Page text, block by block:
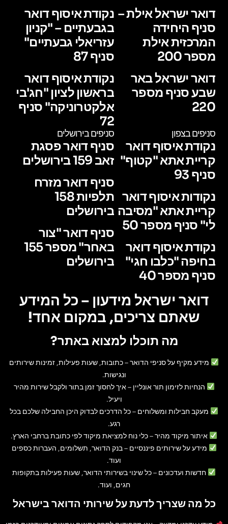
דואר ישראל אילת –
סניף היחידה
המרכזית אילת
מספר 200
דואר ישראל באר
שבע סניף מספר
220
נקודת איסוף דואר
בגבעתיים – "קניון
עזריאלי גבעתיים"
סניף 87
נקודת איסוף דואר
בראשון לציון "חג'בי
אלקטרוניקה" סניף
72
סניפים בצפון
נקודת איסוף דואר
קריית אתא "קטוף"
סניף 93
נקודות איסוף דואר
קריית אתא "מסיבה
לי" סניף מספר 50
נקודת איסוף דואר
בחיפה "כלבו חגי"
סניף מספר 40
סניפים בירושלים
סניף דואר פסגת
זאב 159 בירושלים
סניף דואר מזרח
תלפיות 158
בירושלים
סניף דואר "צור
באחר" מספר 155
בירושלים
דואר ישראל מידעון – כל המידע
שאתם צריכים, במקום אחד!
מה תוכלו למצוא באתר?
מידע מקיף על סניפי הדואר– כתובות, שעות פעילות, זמינות שירותים
ונגישות.
הנחיות לזימון תור אונליין – איך לחסוך זמן בתור ולקבל שירות מהיר
ויעיל.
מעקב חבילות ומשלוחים – כל הדרכים לבדוק היכן החבילה שלכם בכל
רגע.
איתור מיקוד מהיר– כלי נוח למציאת מיקוד לפי כתובת ברחבי הארץ.
מידע על שירותים פיננסיים – בנק הדואר, תשלומים, העברות כספים
ועוד.
חדשות ועדכונים – כל שינוי בשירותי הדואר, שעות פעילות בתקופות
חגים, ועוד.
כל מה שצריך לדעת על שירותי הדואר בישראל